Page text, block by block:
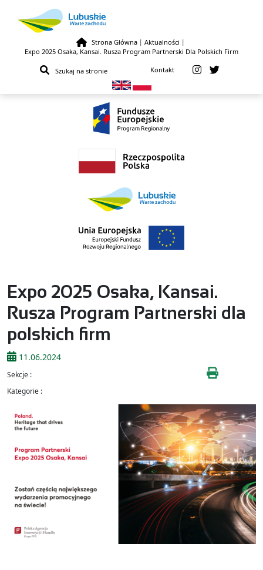
Przejdź do treści
Strona Główna | Aktualności |
Expo 2025 Osaka, Kansai. Rusza Program Partnerski Dla Polskich Firm
Kontakt
Expo 2025 Osaka, Kansai.
Rusza Program Partnerski dla
polskich firm
11.06.2024
Sekcje :
Kategorie :